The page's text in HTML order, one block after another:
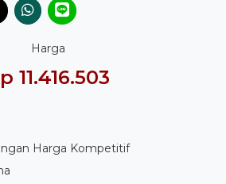
Harga
11.416.503
Harga Kompetitif